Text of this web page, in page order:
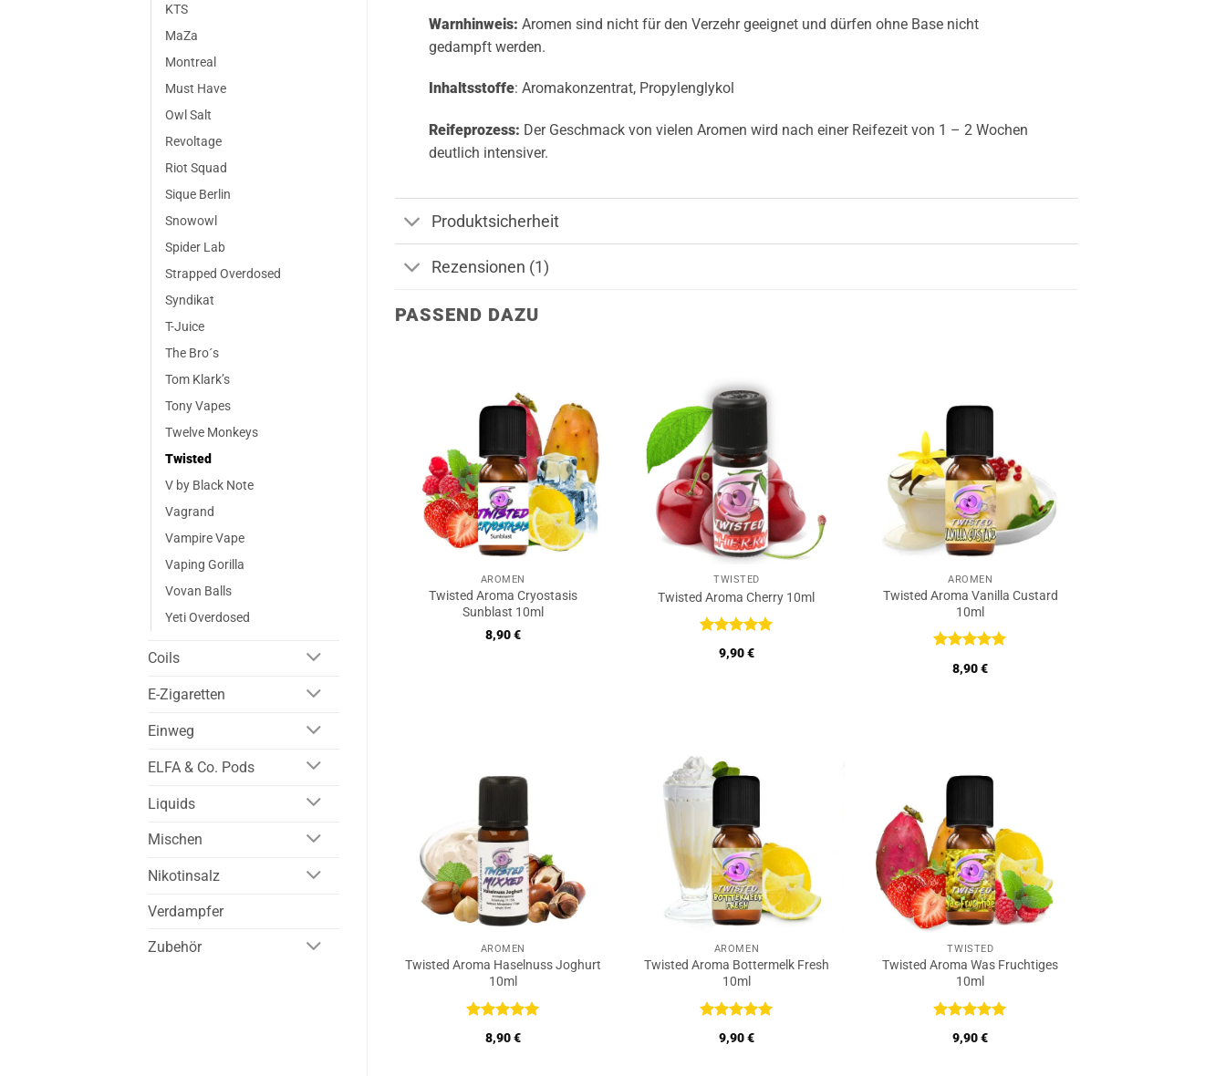
KTS
MaZa
Montreal
Must Have
Owl Salt
Revoltage
Riot Squad
Sique Berlin
Snowowl
Spider Lab
Strapped Overdosed
Syndikat
T-Juice
The Bro´s
Tom Klark’s
Tony Vapes
Twelve Monkeys
Twisted
V by Black Note
Vagrand
Vampire Vape
Vaping Gorilla
Vovan Balls
Yeti Overdosed
Coils
E-Zigaretten
Einweg
ELFA & Co. Pods
Liquids
Mischen
Nikotinsalz
Verdampfer
Zubehör
Warnhinweis: Aromen sind nicht für den Verzehr geeignet und dürfen ohne Base nicht
gedampft werden.
Inhaltsstoffe: Aromakonzentrat, Propylenglykol
Reifeprozess: Der Geschmack von vielen Aromen wird nach einer Reifezeit von 1 – 2 Wochen
deutlich intensiver.
Produktsicherheit
Rezensionen (1)
PASSEND DAZU
AROMEN
Twisted Aroma Cryostasis
Sunblast 10ml
8,90€
TWISTED
Twisted Aroma Cherry 10ml
Bewertet
mit5von
9,90€
AROMEN
Twisted Aroma Vanilla Custard
10ml
Bewertet
mit5von
8,90€
AROMEN
Twisted Aroma Haselnuss Joghurt
10ml
Bewertet
mit5von
8,90€
AROMEN
Twisted Aroma Bottermelk Fresh
10ml
Bewertet
mit5von
9,90€
TWISTED
Twisted Aroma Was Fruchtiges
10ml
Bewertet
mit5von
9,90€